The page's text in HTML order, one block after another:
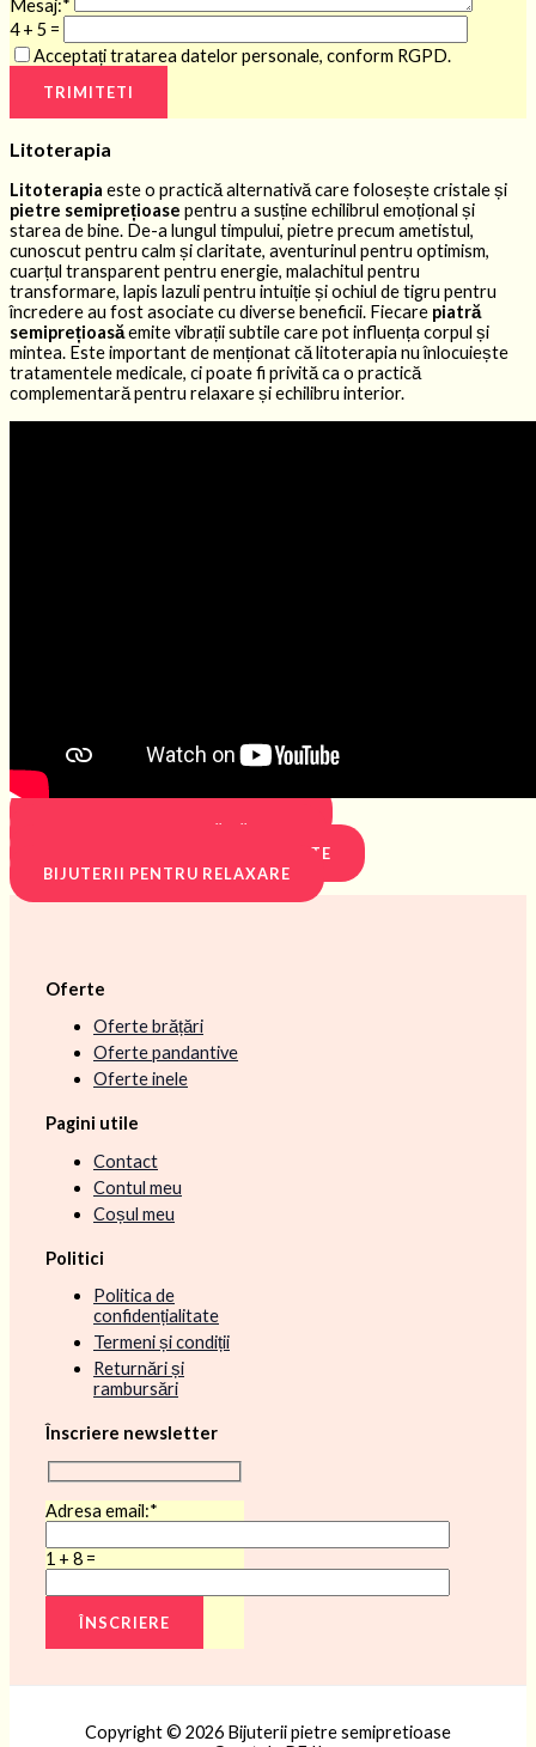
Mesaj:*
4 + 5 =
Acceptați tratarea datelor personale, conform RGPD.
Litoterapia
Litoterapia este o practică alternativă care folosește cristale și
pietre semiprețioase pentru a susține echilibrul emoțional și
starea de bine. De-a lungul timpului, pietre precum ametistul,
cunoscut pentru calm și claritate, aventurinul pentru optimism,
cuarțul transparent pentru energie, malachitul pentru
transformare, lapis lazuli pentru intuiție și ochiul de tigru pentru
încredere au fost asociate cu diverse beneficii. Fiecare piatră
semiprețioasăemite vibrații subtile care pot influența corpul și
mintea. Este important de menționat că litoterapia nu înlocuiește
tratamentele medicale, ci poate fi privită ca o practică
complementară pentru relaxare și echilibru interior.
BIJUTERII PENTRU PROSPERITATE
BIJUTERII PENTRU RELAXARE
Oferte
Oferte brățări
Oferte pandantive
Oferte inele
Pagini utile
Contact
Contul meu
Coșul meu
Politici
Politica de
confidențialitate
Termeni și condiții
Returnări și
rambursări
Înscriere newsletter
Adresa email:*
1 + 8 =
Copyright © 2026 Bijuterii pietre semipretioase